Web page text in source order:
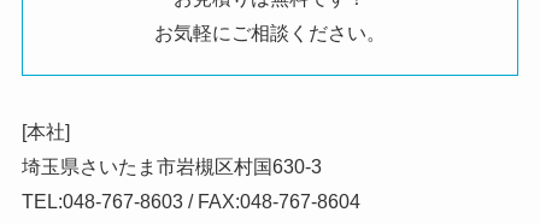
お気軽にご相談ください。
[本社]
埼玉県さいたま市岩槻区村国630-3
TEL:048-767-8603 / FAX:048-767-8604